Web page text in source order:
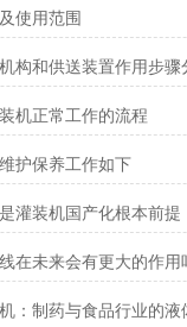
使用范围
构和供送装置作用步骤
机正常工作的流程
护保养工作如下
灌装机国产化根本前提
在未来会有更大的作用
：制药与食品行业的液